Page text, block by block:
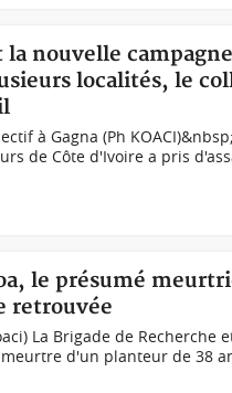
nouvelle
localités, le
à Gagna (Ph
de Côte d'Ivoire a pris
le présumé
retrouvée
La Brigade de Recherche
d'un planteur de 38